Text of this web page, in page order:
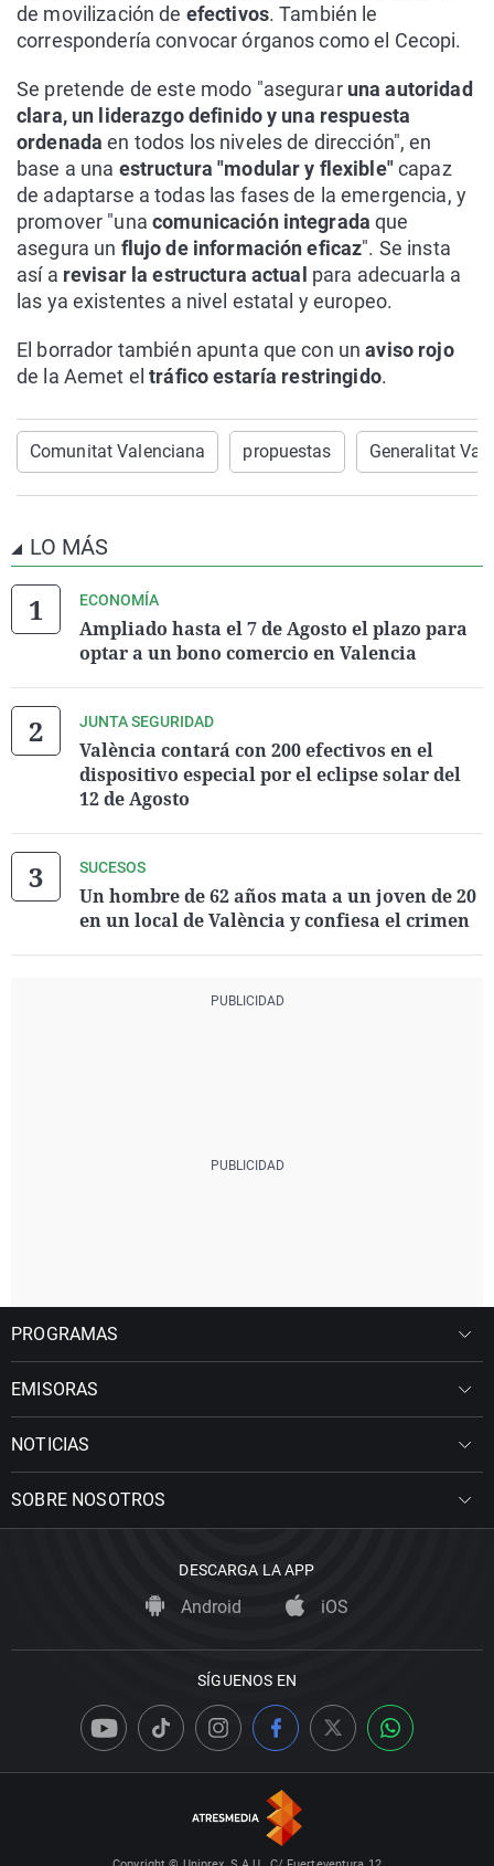
de movilización de efectivos. También le
correspondería convocar órganos como el Cecopi.
Se pretende de este modo "asegurar una autoridad
clara, un liderazgo definido y una respuesta
ordenada en todos los niveles de dirección", en
base a una estructura "modular y flexible"capaz
de adaptarse a todas las fases de la emergencia, y
promover "una comunicación integrada que
asegura un flujo de información eficaz". Se insta
así a revisar la estructura actual para adecuarla a
las ya existentes a nivel estatal y europeo.
El borrador también apunta que con unaviso rojo
de la Aemet eltráfico estaría restringido.
Comunitat Valenciana propuestas Generalitat
LO MÁS
ECONOMÍA
Ampliado hasta el 7 de Agosto el plazo para
optar a un bono comercio en Valencia
JUNTA SEGURIDAD
València contará con 200 efectivos en el
dispositivo especial por el eclipse solar del
12 de Agosto
SUCESOS
Un hombre de 62 años mata a un joven de 20
en un local de València y confiesa el crimen
PROGRAMAS
EMISORAS
NOTICIAS
SOBRE NOSOTROS
DESCARGA LA APP
Android iOS
SÍGUENOS EN